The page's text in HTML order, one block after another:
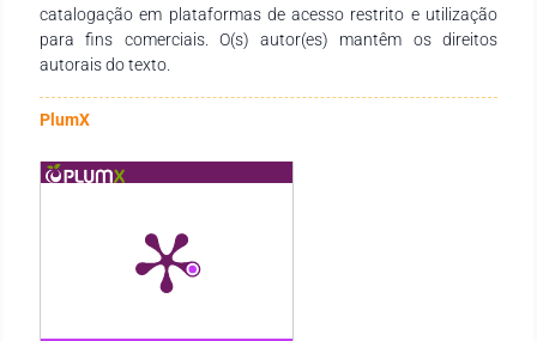
catalogação em plataformas de acesso restrito e utilização
para fins comerciais. O(s) autor(es) mantêm os direitos
autorais do texto.
PlumX